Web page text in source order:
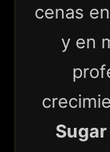
cenas
y en